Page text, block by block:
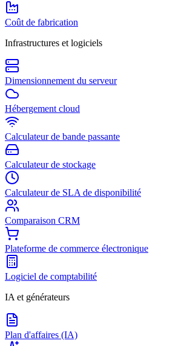
Coût de fabrication
Infrastructures et logiciels
Dimensionnement du serveur
Hébergement cloud
Calculateur de bande passante
Calculateur de stockage
Calculateur de SLA de disponibilité
Comparaison CRM
Plateforme de commerce électronique
Logiciel de comptabilité
IA et générateurs
Plan d'affaires (IA)